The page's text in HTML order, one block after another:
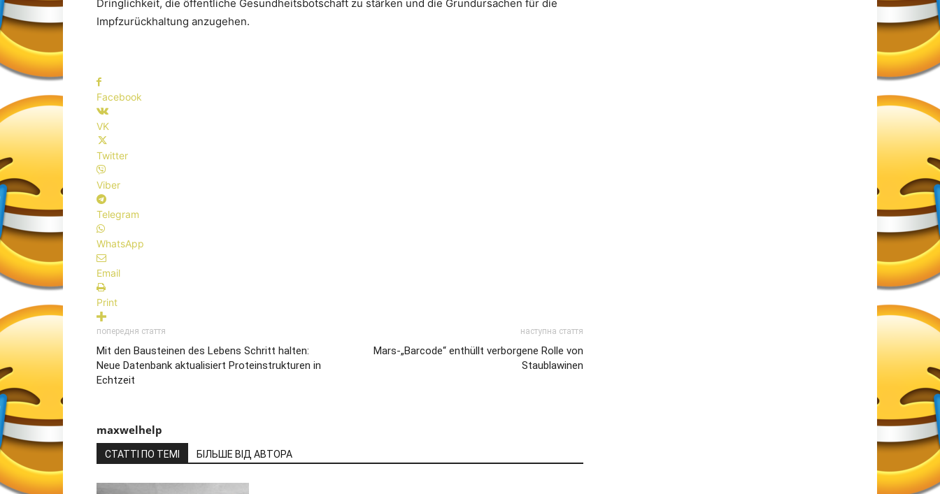
Dringlichkeit, die öffentliche Gesundheitsbotschaft zu stärken und die Grundursachen für die
Impfzurückhaltung anzugehen.
Facebook
VK
Twitter
Viber
Telegram
WhatsApp
Email
Print
попередня стаття
Mit den Bausteinen des Lebens Schritt halten:
Neue Datenbank aktualisiert Proteinstrukturen in
Echtzeit
наступна стаття
Mars-„Barcode“ enthüllt verborgene Rolle von
Staublawinen
maxwelhelp
СТАТТІ ПО ТЕМІ БІЛЬШЕ ВІД АВТОРА